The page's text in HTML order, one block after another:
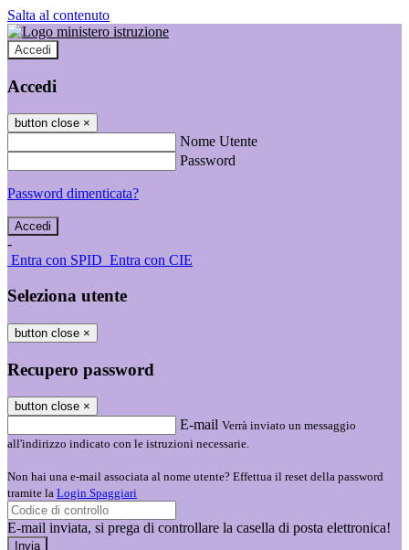
Salta al contenuto
Accedi
Accedi
button close ×
Nome Utente
Password
Password dimenticata?
-
Entra con SPID Entra con CIE
Seleziona utente
button close ×
Recupero password
button close ×
E-mail Verrà inviato un messaggio
all'indirizzo indicato con le istruzioni necessarie.
Non hai una e-mail associata al nome utente? Effettua il reset della password
tramite la Login Spaggiari
E-mail inviata, si prega di controllare la casella di posta elettronica!